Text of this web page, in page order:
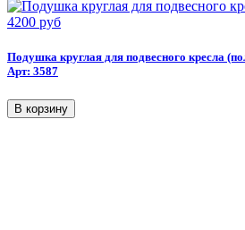
4200 руб
Подушка круглая для подвесного кресла
Арт: 3587